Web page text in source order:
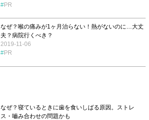
PR
なぜ？喉の痛みが1ヶ月治らない！熱がないのに…大丈
夫？病院行くべき？
2019-11-06
PR
なぜ？寝ているときに歯を食いしばる原因。ストレ
ス・嚙み合わせの問題かも